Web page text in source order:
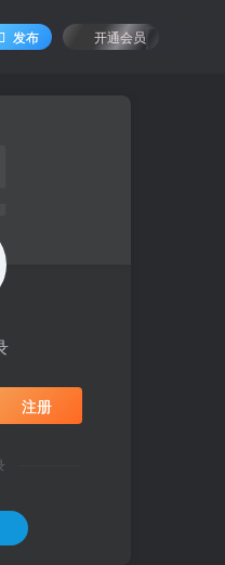
发布 开通会员
注册